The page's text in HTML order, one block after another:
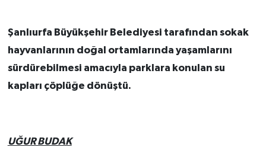
Şanlıurfa Büyükşehir Belediyesi tarafından sokak
hayvanlarının doğal ortamlarında yaşamlarını
sürdürebilmesi amacıyla parklara konulan su
kapları çöplüğe dönüştü.
UĞUR BUDAK